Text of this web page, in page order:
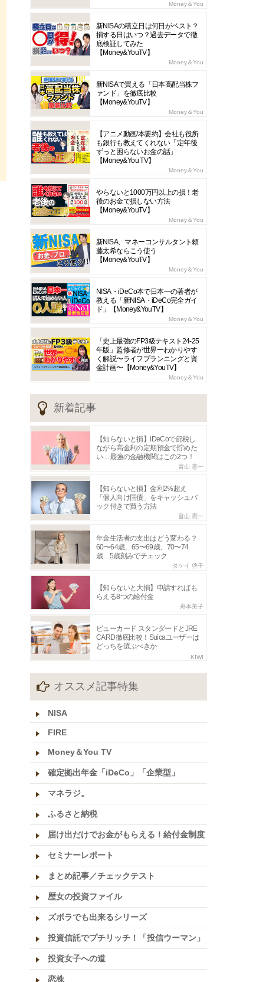
Money＆You
新NISAの積立日は何日がベスト？
損する日はいつ？過去データで徹
底検証してみた
【Money&YouTV】
Money＆You
新NISAで買える「日本高配当株フ
ァンド」を徹底比較
【Money&YouTV】
Money＆You
【アニメ動画/本要約】会社も役所
も銀行も教えてくれない「定年後
ずっと困らないお金の話」
【Money&You TV】
Money＆You
やらないと1000万円以上の損！老
後のお金で損しない方法
【Money&YouTV】
Money＆You
新NISA、マネーコンサルタント頼
藤太希ならこう使う
【Money&YouTV】
Money＆You
NISA・iDeCo本で日本一の著者が
教える「新NISA・iDeCo完全ガイ
ド」【Money&YouTV】
Money＆You
「史上最強のFP3級テキスト24-25
年版」監修者が世界一わかりやす
く解説〜ライフプランニングと資
金計画〜【Money&YouTV】
Money＆You
新着記事
【知らないと損】iDeCoで節税し
ながら高金利の定期預金で貯めた
い…最強の金融機関はこの2つ！
畠山 憲一
【知らないと損】金利2%超え
「個人向け国債」をキャッシュバ
ック付きで買う方法
畠山 憲一
年金生活者の支出はどう変わる？
60〜64歳、65〜69歳、70〜74
歳…5歳刻みでチェック
タケイ 啓子
【知らないと大損】申請すればも
らえる8つの給付金
舟本美子
ビューカード スタンダードとJRE
CARD徹底比較！Suicaユーザーは
どっちを選ぶべきか
KIWI
オススメ記事特集
NISA
FIRE
Money＆You TV
確定拠出年金「iDeCo」「企業型」
マネラジ。
ふるさと納税
届け出だけでお金がもらえる！給付金制度
セミナーレポート
まとめ記事／チェックテスト
歴女の投資ファイル
ズボラでも出来るシリーズ
投資信託でプチリッチ！「投信ウーマン」
投資女子への道
恋株